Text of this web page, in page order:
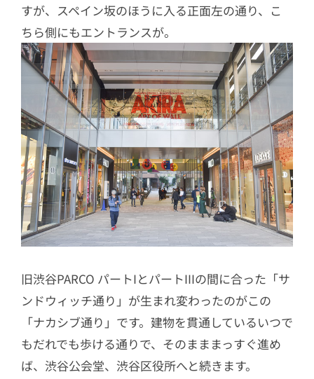
すが、スペイン坂のほうに入る正面左の通り、こ
ちら側にもエントランスが。
旧渋谷PARCO パートIとパートIIIの間に合った「サ
ンドウィッチ通り」が生まれ変わったのがこの
「ナカシブ通り」です。建物を貫通しているいつで
もだれでも歩ける通りで、そのまままっすぐ進め
ば、渋谷公会堂、渋谷区役所へと続きます。